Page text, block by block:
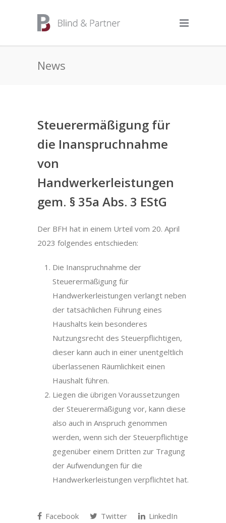
News
Steuerermäßigung für
die Inanspruchnahme
von
Handwerkerleistungen
gem. § 35a Abs. 3 EStG
Der BFH hat in einem Urteil vom 20. April
2023 folgendes entschieden:
Die Inanspruchnahme der
Steuerermäßigung für
Handwerkerleistungen verlangt neben
der tatsächlichen Führung eines
Haushalts kein besonderes
Nutzungsrecht des Steuerpflichtigen,
dieser kann auch in einer unentgeltlich
überlassenen Räumlichkeit einen
Haushalt führen.
Liegen die übrigen Voraussetzungen
der Steuerermäßigung vor, kann diese
also auch in Anspruch genommen
werden, wenn sich der Steuerpflichtige
gegenüber einem Dritten zur Tragung
der Aufwendungen für die
Handwerkerleistungen verpflichtet hat.
Facebook Twitter
LinkedIn